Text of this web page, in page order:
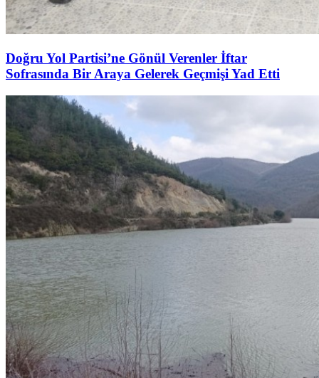
Doğru Yol Partisi’ne Gönül Verenler İftar
Sofrasında Bir Araya Gelerek Geçmişi Yad Etti